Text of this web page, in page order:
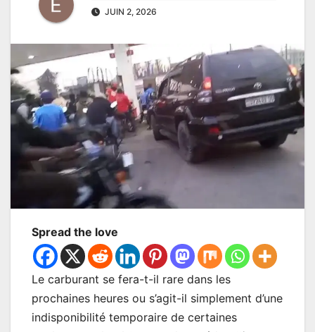
JUIN 2, 2026
Spread the love
Le carburant se fera-t-il rare dans les
prochaines heures ou s’agit-il simplement d’une
indisponibilité temporaire de certaines